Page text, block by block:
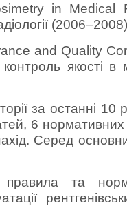
in Medical
and Quality
якості в
за останні 10
6
Серед
та